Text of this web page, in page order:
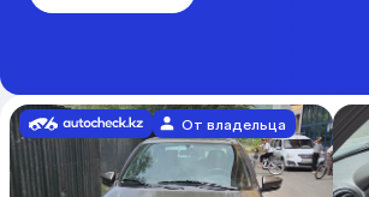
От владельца